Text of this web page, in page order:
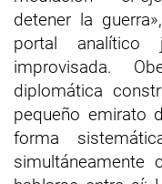
detener la
portal
improvisada.
diplomática
pequeño emirato
forma